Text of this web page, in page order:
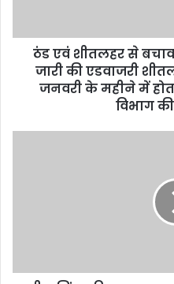
ठंड एवं शीतलहर से
जारी की एडवाजरी
जनवरी के महीने में
विभाग